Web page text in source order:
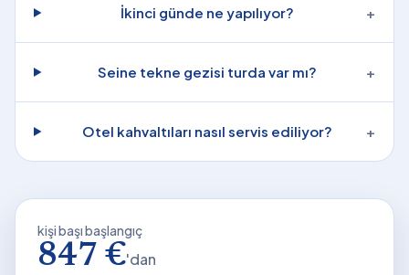
İkinci günde ne yapılıyor? +
Seine tekne gezisi turda var mı? +
Otel kahvaltıları nasıl servis ediliyor? +
kişi başı başlangıç
847 €'dan